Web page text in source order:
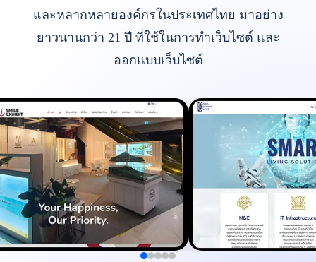
และหลากหลายองค์กรในประเทศไทย มาอย่าง
ยาวนานกว่า 21 ปี ที่ใช้ในการทำเว็บไซต์ และ
ออกแบบเว็บไซต์